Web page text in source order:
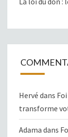
Hervé dans
transforme
Adama dans